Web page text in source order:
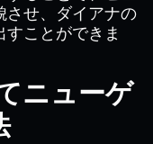
させ、ダイアナの
ことができま
ニューゲ